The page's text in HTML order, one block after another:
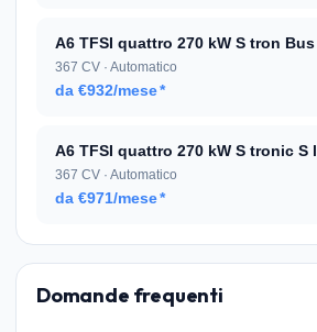
A6 TFSI quattro 270 kW S tron
367 CV · Automatico
da €932/mese*
A6 TFSI quattro 270 kW S tronic S
367 CV · Automatico
da €971/mese*
Domande frequenti